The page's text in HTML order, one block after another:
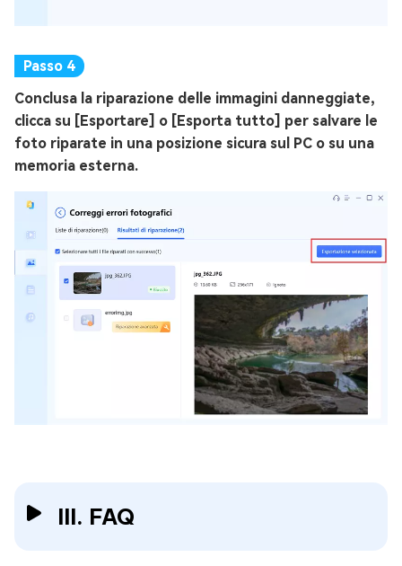
Conclusa la riparazione delle immagini danneggiate,
clicca su [Esportare] o [Esporta tutto] per salvare le
foto riparate in una posizione sicura sul PC o su una
memoria esterna.
III. FAQ